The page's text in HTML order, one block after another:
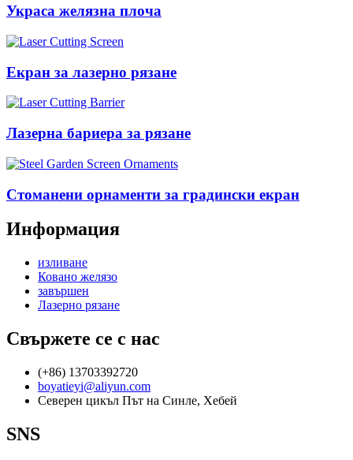
Украса желязна плоча
Екран за лазерно рязане
Лазерна бариера за рязане
Стоманени орнаменти за градински екран
Информация
изливане
Ковано желязо
завършен
Лазерно рязане
Свържете се с нас
(+86) 13703392720
boyatieyi@aliyun.com
Северен цикъл Път на Синле, Хебей
SNS